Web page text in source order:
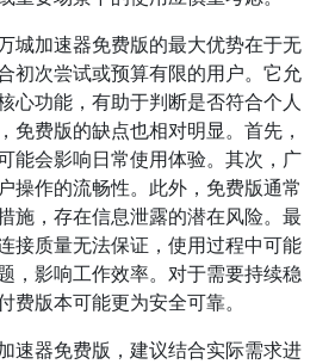
城加速器免费版的最大优势在于无
初次尝试或预算有限的用户。它允
心功能，有助于判断是否符合个人
免费版的缺点也相对明显。首先，
能会影响日常使用体验。其次，广
操作的流畅性。此外，免费版通常
施，存在信息泄露的潜在风险。最
接质量无法保证，使用过程中可能
，影响工作效率。对于需要持续稳
费版本可能更为安全可靠。
速器免费版，建议结合实际需求进